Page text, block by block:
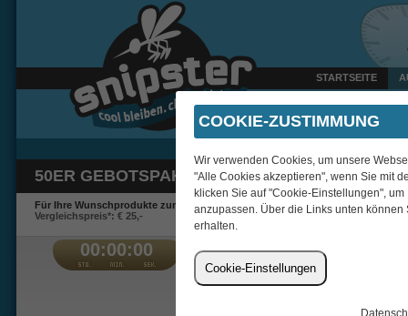
STARTSEITE
Gestern um 22:35 Uhr
50ER GEBOTSPAKET
Für Ihre Wunschprodukte zum Schnäppchenpreis.
Vergleichspreis*: € 25,-
00:00:00 €
COOKIE-ZUSTIMMUNG
Wir verwenden Cookies, um unsere
"Alle Cookies akzeptieren", wenn Sie mit
klicken Sie auf "Cookie-Einstellungen",
anzupassen. Über die Links unten
erhalten.
Cookie-Einstellungen